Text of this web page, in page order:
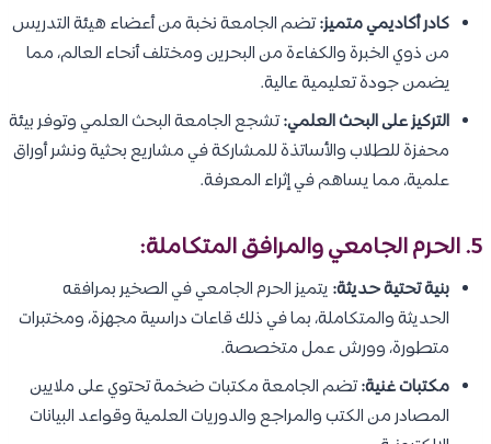
كادر أكاديمي متميز:تضم الجامعة نخبة من أعضاء هيئة التدريس
من ذوي الخبرة والكفاءة من البحرين ومختلف أنحاء العالم، مما
يضمن جودة تعليمية عالية.
التركيز على البحث العلمي:تشجع الجامعة البحث العلمي وتوفر بيئة
محفزة للطلاب والأساتذة للمشاركة في مشاريع بحثية ونشر أوراق
علمية، مما يساهم في إثراء المعرفة.
5. الحرم الجامعي والمرافق المتكاملة:
بنية تحتية حديثة: يتميز الحرم الجامعي في الصخير بمرافقه
الحديثة والمتكاملة، بما في ذلك قاعات دراسية مجهزة، ومختبرات
متطورة، وورش عمل متخصصة.
مكتبات غنية:تضم الجامعة مكتبات ضخمة تحتوي على ملايين
المصادر من الكتب والمراجع والدوريات العلمية وقواعد البيانات